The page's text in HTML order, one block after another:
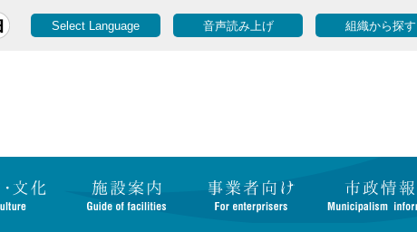
Select Language 音声読み上げ 組織から探す